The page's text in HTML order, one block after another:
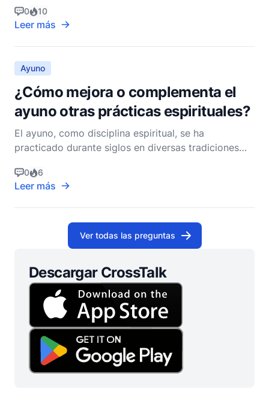
como un medio de restricción física, sino como una
forma profunda de profundizar la fe, demostrar
penitencia y mejorar la vida de oración. Aunque l
0 10
Leer más
Ayuno
¿Cómo mejora o complementa el
ayuno otras prácticas espirituales?
El ayuno, como disciplina espiritual, se ha
practicado durante siglos en diversas tradiciones
la espiritualidad cristiana. A menudo se ve no solo
como un acto de abstenerse de comida o bebida,
sino como un medio profundo para la iluminación
0 6
Leer más
Ver todas las preguntas
Descargar CrossTalk